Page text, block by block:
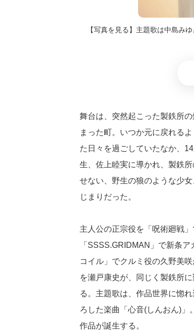
【写真を見る】主題歌は中島み
舞台は、突然起こった製鉄所
まった町。いつか元に戻れる
た日々を過ごしていたなか、
生、佐上睦実に導かれ、製鉄
せない、野生の狼のような少
じまりだった。
主人公の正宗役を「呪術廻戦
「SSSS.GRIDMAN」で新条
コイル」でクルミ役の久野美
を瀬戸康史が、同じく製鉄所
る。主題歌は、作品世界に惚
ろした楽曲「心音(しんおん)」
作品が誕生する。